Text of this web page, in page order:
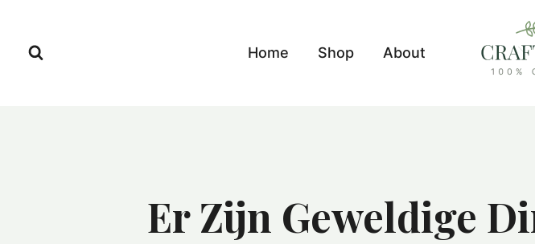
inhoud
Home Shop About
Er Zijn Geweldige